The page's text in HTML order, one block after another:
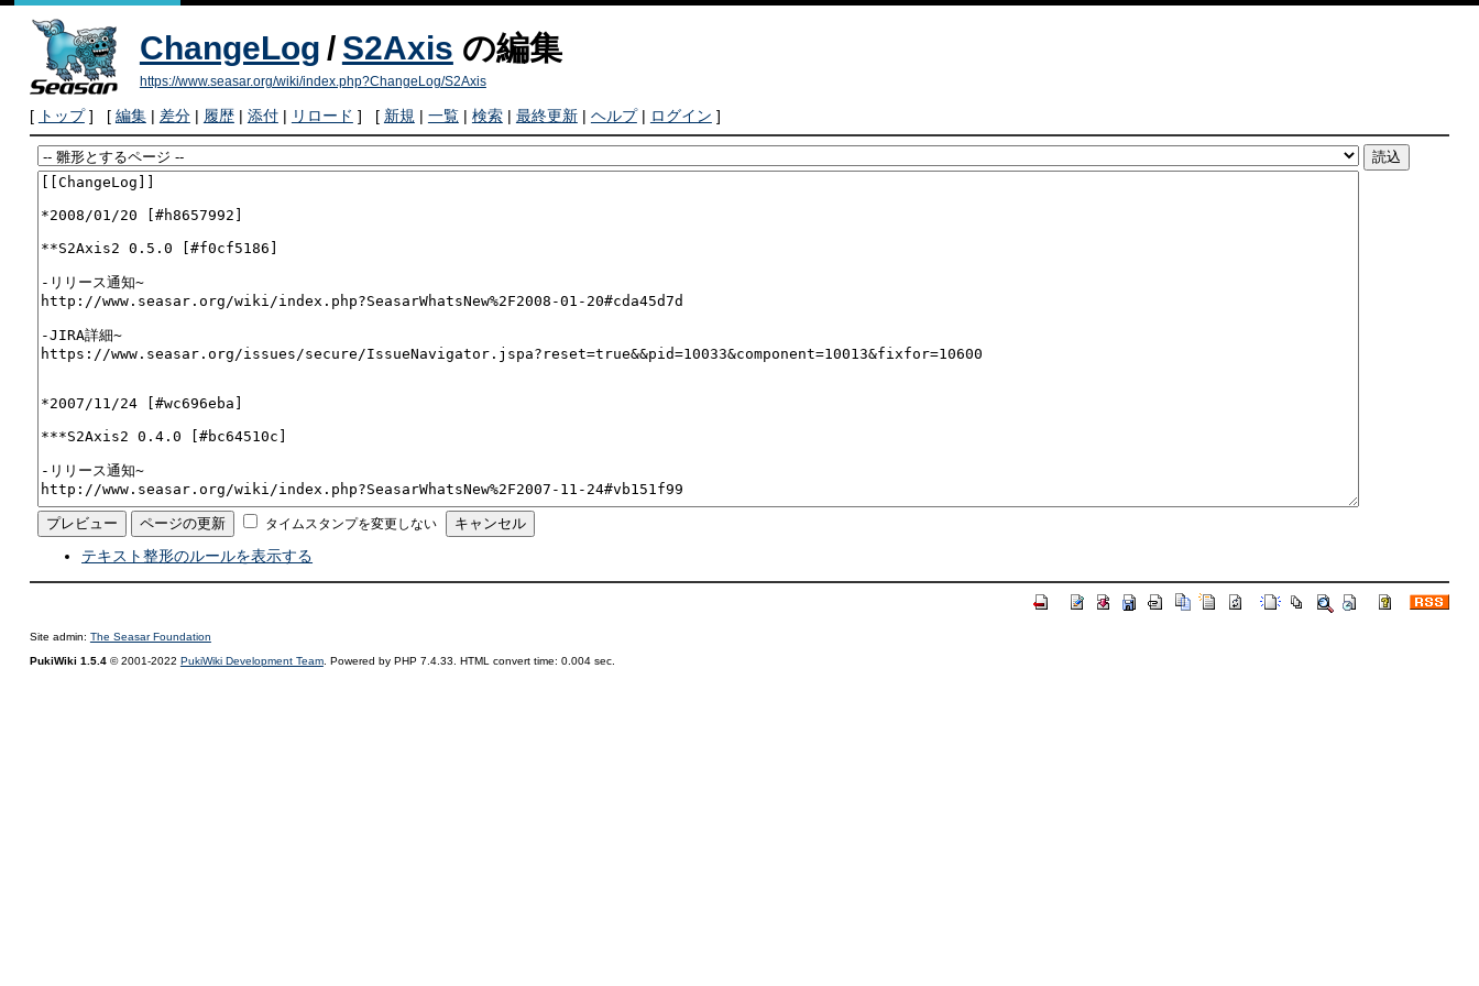
ChangeLog / S2Axis の編集
https://www.seasar.org/wiki/index.php?ChangeLog/S2Axis
[ トップ] [ 編集| 差分| 履歴| 添付| リロード ] [ 新規 | 一覧| 検索| 最終更新| ヘルプ| ログイン ]
タイムスタンプを変更しない
テキスト整形のルールを表示する
Site admin: The Seasar Foundation
PukiWiki 1.5.4© 2001-2022 PukiWiki Development Team. Powered by PHP 7.4.33. HTML convert time: 0.004 sec.